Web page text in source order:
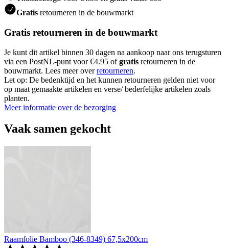
Gratis retourneren in de bouwmarkt
Gratis retourneren in de bouwmarkt
Je kunt dit artikel binnen 30 dagen na aankoop naar ons terugsturen
via een PostNL-punt voor €4.95 ofgratis retourneren in de
bouwmarkt. Lees meer overretourneren.
Let op: De bedenktijd en het kunnen retourneren gelden niet voor
op maat gemaakte artikelen en verse/ bederfelijke artikelen zoals
planten.
Meer informatie over de bezorging
Vaak samen gekocht
Raamfolie Bamboo (346-8349) 67,5x200cm